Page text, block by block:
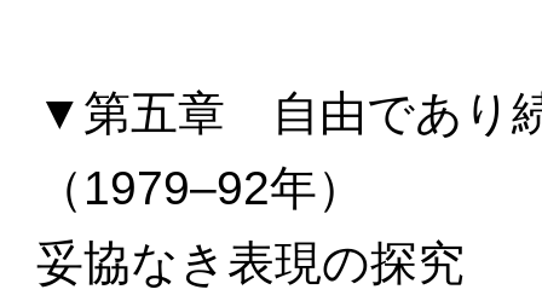
▼第五章 自由であり
（1979–92年）
妥協なき表現の探究